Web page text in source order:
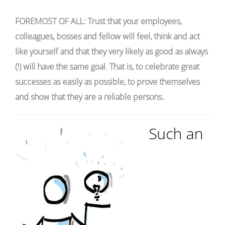
FOREMOST OF ALL: Trust that your employees,
colleagues, bosses and fellow will feel, think and act
like yourself and that they very likely as good as always
(!) will have the same goal. That is, to celebrate great
successes as easily as possible, to prove themselves
and show that they are a reliable persons..
Such an